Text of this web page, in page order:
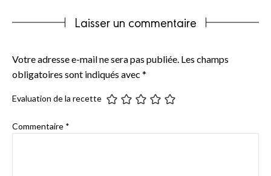
Laisser un commentaire
Votre adresse e-mail ne sera pas publiée. Les champs
obligatoires sont indiqués avec *
Evaluation de la recette
Commentaire *